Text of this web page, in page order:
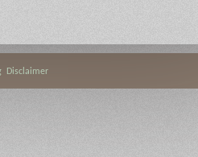
Disclaimer